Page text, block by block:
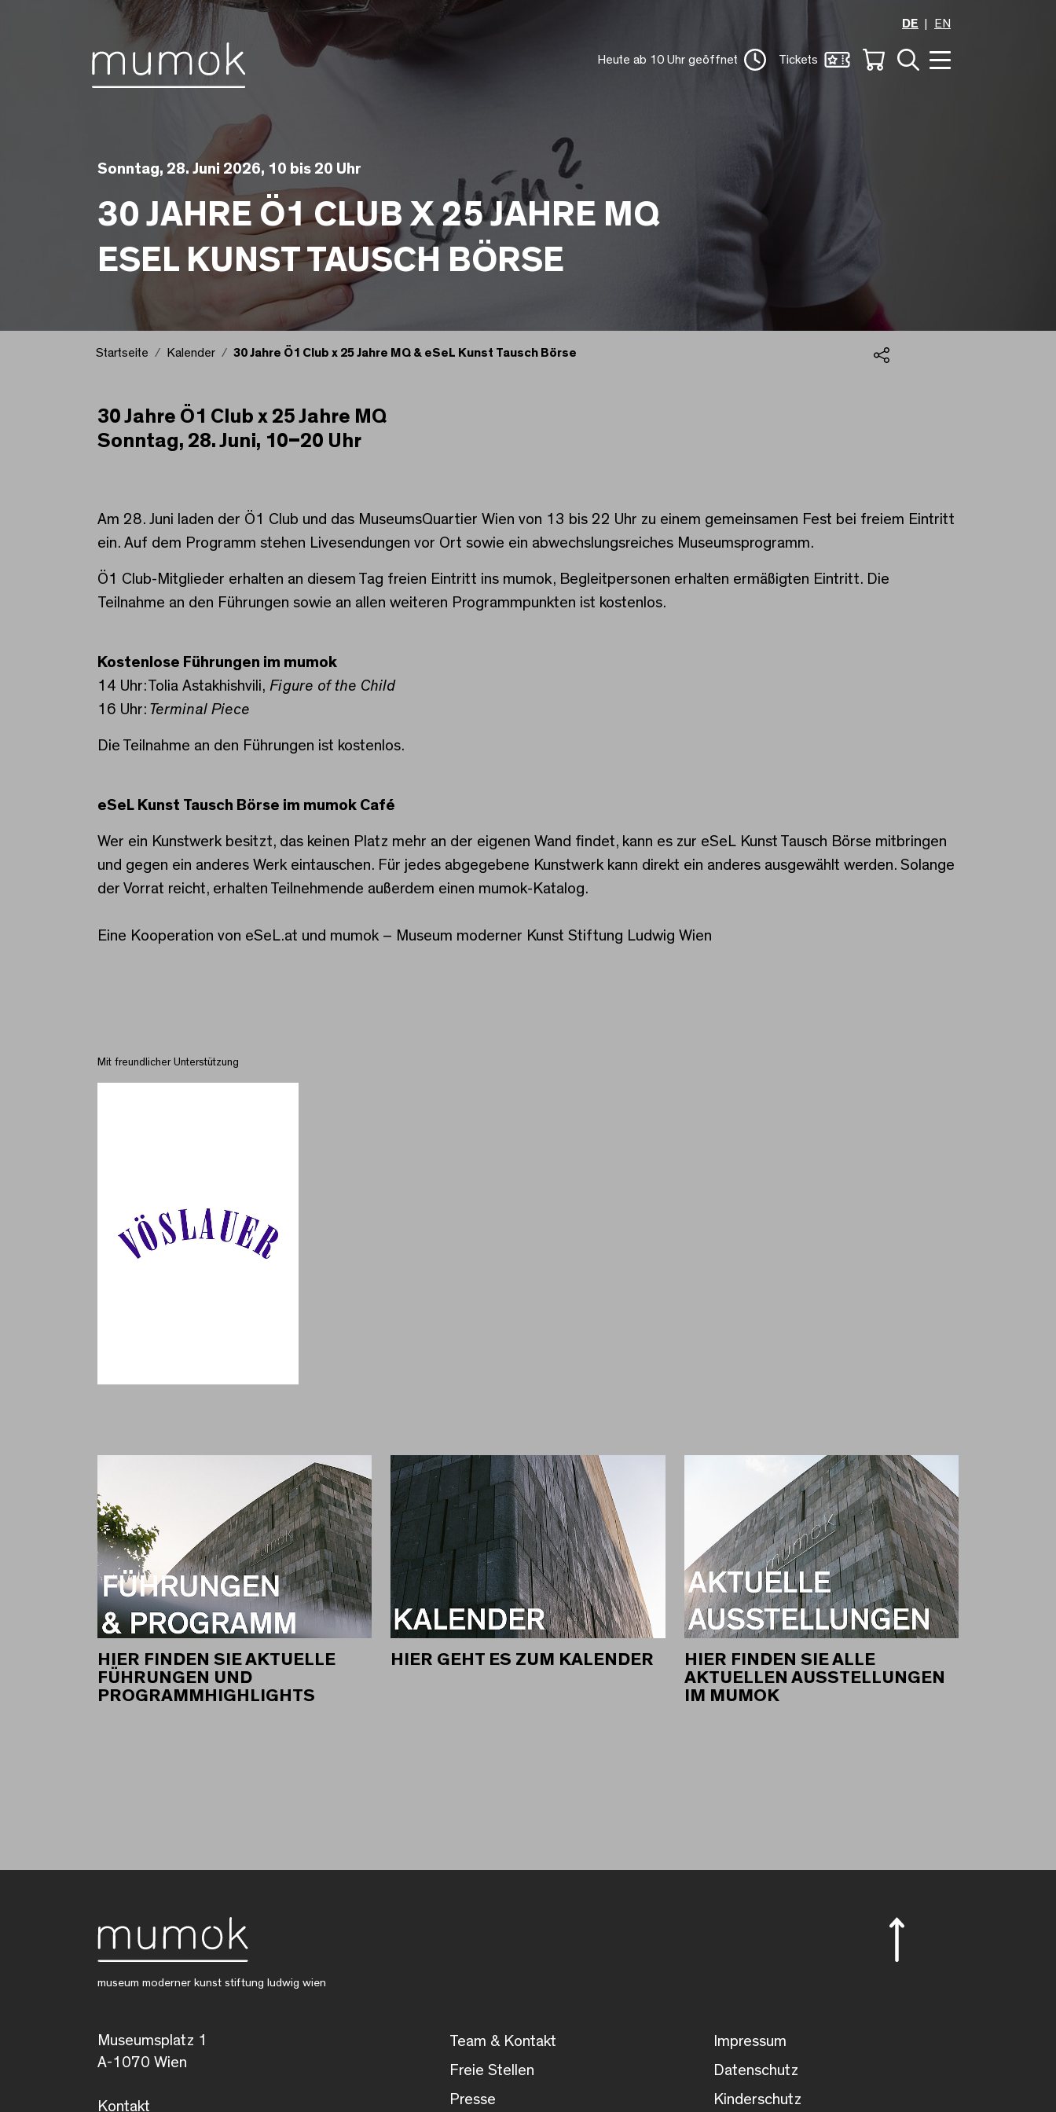
DE
EN
Heute ab 10 Uhr geöffnet Tickets
Sonntag, 28. Juni 2026, 10 bis 20 Uhr
30 JAHRE Ö1 CLUB X 25 JAHRE MQ
ESEL KUNST TAUSCH BÖRSE
Startseite Kalender
30 Jahre Ö1 Club x 25 Jahre MQ & eSeL Kunst Tausch Börse
30 Jahre Ö1 Club x 25 Jahre MQ & eSeL Kunst Tausch Börse
30 Jahre Ö1 Club x 25 Jahre MQ
Sonntag, 28. Juni, 10–20 Uhr
Am 28. Juni laden der Ö1 Club und das MuseumsQuartier Wien von 13 bis 22 Uhr zu einem gemeinsamen Fest bei freiem Eintritt
ein. Auf dem Programm stehen Livesendungen vor Ort sowie ein abwechslungsreiches Museumsprogramm.
Ö1 Club-Mitglieder erhalten an diesem Tag freien Eintritt ins mumok, Begleitpersonen erhalten ermäßigten Eintritt. Die
Teilnahme an den Führungen sowie an allen weiteren Programmpunkten ist kostenlos.
Kostenlose Führungen im mumok
14 Uhr: Tolia Astakhishvili, Figure of the Child
16 Uhr: Terminal Piece
Die Teilnahme an den Führungen ist kostenlos.
eSeL Kunst Tausch Börse im mumok Café
Wer ein Kunstwerk besitzt, das keinen Platz mehr an der eigenen Wand findet, kann es zur eSeL Kunst Tausch Börse mitbringen
und gegen ein anderes Werk eintauschen. Für jedes abgegebene Kunstwerk kann direkt ein anderes ausgewählt werden. Solange
der Vorrat reicht, erhalten Teilnehmende außerdem einen mumok-Katalog.
Eine Kooperation von eSeL.at und mumok – Museum moderner Kunst Stiftung Ludwig Wien
Mit freundlicher Unterstützung
HIER FINDEN SIE AKTUELLE
FÜHRUNGEN UND
PROGRAMMHIGHLIGHTS
HIER GEHT ES ZUM KALENDER
HIER FINDEN SIE ALLE
AKTUELLEN AUSSTELLUNGEN
IM MUMOK
museum moderner kunst stiftung ludwig wien
Museumsplatz 1
A-1070 Wien
Kontakt
Team & Kontakt
Freie Stellen
Presse
Impressum
Datenschutz
Kinderschutz